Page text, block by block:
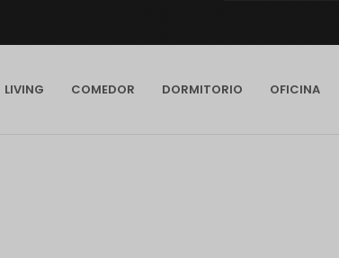
LIVING COMEDOR DORMITORIO OFICINA